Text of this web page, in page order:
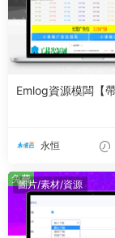
Emlog資源模闆【
集、帶自助廣告系
到手直接運營】
6.0 永恒
圖片/素材/資源
免費